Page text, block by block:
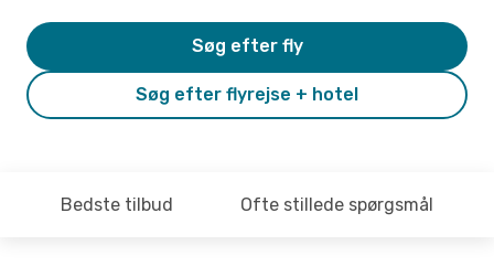
Søg efter flyrejse + hotel
Søg efter fly
Bedste tilbud Ofte stillede spørgsmål